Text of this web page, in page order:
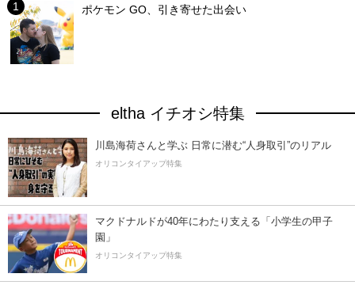
ポケモン GO、引き寄せた出会い
eltha イチオシ特集
川島海荷さんと学ぶ 日常に潜む“人身取引”のリアル
オリコンタイアップ特集
マクドナルドが40年にわたり支える「小学生の甲子
園」
オリコンタイアップ特集